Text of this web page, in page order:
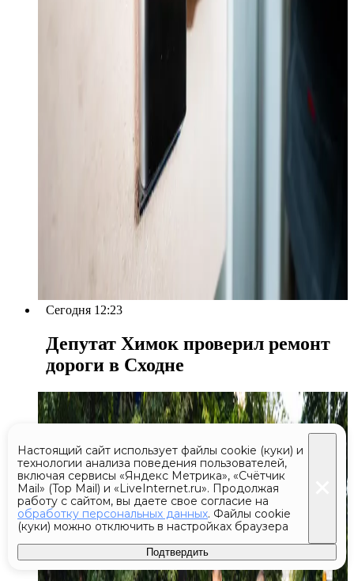
Сегодня 12:23
Депутат Химок проверил ремонт
дороги в Сходне
Настоящий сайт использует файлы cookie (куки) и
технологии анализа поведения пользователей,
включая сервисы «Яндекс Метрика», «Счётчик
Mail» (Top Mail) и «LiveInternet.ru». Продолжая
работу с сайтом, вы даете свое согласие на
обработку персональных данных. Файлы cookie
(куки) можно отключить в настройках браузера
Подтвердить